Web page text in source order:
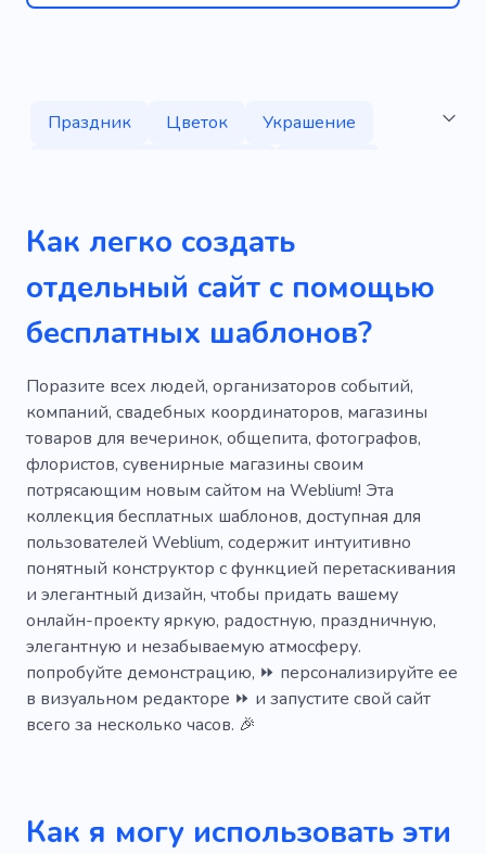
Праздник Цветок
Украшение
Букет
Флорариум
Озеленение сада
Вечнозеленые растения
Газон
Наполненный светом
Услуги
Органические
Орнамент
Уникальный
Место проведения
Ручная работа
Мука
Елочные украшения
Вечеринка Мед
Как легко создать
отдельный сайт с помощью
бесплатных шаблонов?
Поразите всех людей, организаторов событий,
компаний, свадебных координаторов, магазины
товаров для вечеринок, общепита, фотографов,
флористов, сувенирные магазины своим
потрясающим новым сайтом на Weblium! Эта
коллекция бесплатных шаблонов, доступная для
пользователей Weblium, содержит интуитивно
понятный конструктор с функцией перетаскивания
и элегантный дизайн, чтобы придать вашему
онлайн-проекту яркую, радостную, праздничную,
элегантную и незабываемую атмосферу.
попробуйте демонстрацию, ⏩ персонализируйте ее
в визуальном редакторе ⏩ и запустите свой сайт
всего за несколько часов. 🎉
Как я могу использовать эти